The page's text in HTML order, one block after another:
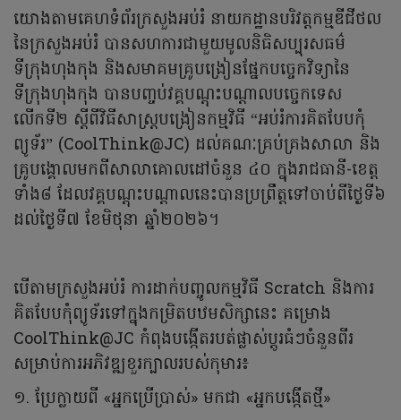
យោងតាមគេហទំព័រក្រសួងអប់រំ នាយកដ្ឋានបរិវត្តកម្មឌីជីថល
នៃក្រសួងអប់រំ បានសហការជាមួយមូលនិធិសប្បុរសធម៌
ទីក្រុងហុងកុង និងសមាគមគ្រូបង្រៀនផ្នែកបច្ចេកវិទ្យានៃ
ទីក្រុងហុងកុង បានបញ្ចប់វគ្គបណ្ដុះបណ្ដាលបច្ចេកទេស
លើកទី២ ស្ដីពីវិធីសាស្ត្របង្រៀនកម្មវិធី “អប់រំការគិតបែបកុំ
ព្យូទ័រ” (CoolThink@JC) ដល់គណៈគ្រប់គ្រងសាលា និង
គ្រូបង្គោលមកពីសាលាគោលដៅចំនួន ៤០ ក្នុងរាជធានី-ខេត្ត
ទាំង៨ ដែលវគ្គបណ្ដុះបណ្ដាលនេះបានប្រព្រឹត្តទៅចាប់ពីថ្ងៃទី៦
ដល់ថ្ងៃទី៧ ខែមិថុនា ឆ្នាំ២០២៦។
បើតាមក្រសួងអប់រំ ការដាក់បញ្ចូលកម្មវិធី Scratch និងការ
គិតបែបកុំព្យូទ័រទៅក្នុងកម្រិតបឋមសិក្សានេះ គម្រោង
CoolThink@JC កំពុងបង្កើតរបត់ផ្លាស់ប្តូរធំៗចំនួនពីរ
សម្រាប់ការអភិវឌ្ឍខួរក្បាលរបស់កុមារ៖
១. ប្រែក្លាយពី «អ្នកប្រើប្រាស់» មកជា «អ្នកបង្កើតថ្មី»